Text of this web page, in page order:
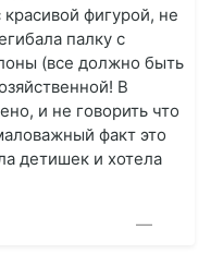
фигурой, не
палку с
(все должно быть
В
и не говорить что
факт это
детишек и хотела
—